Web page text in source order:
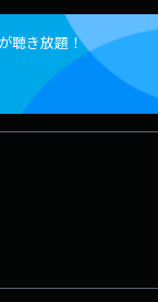
聴き放題！